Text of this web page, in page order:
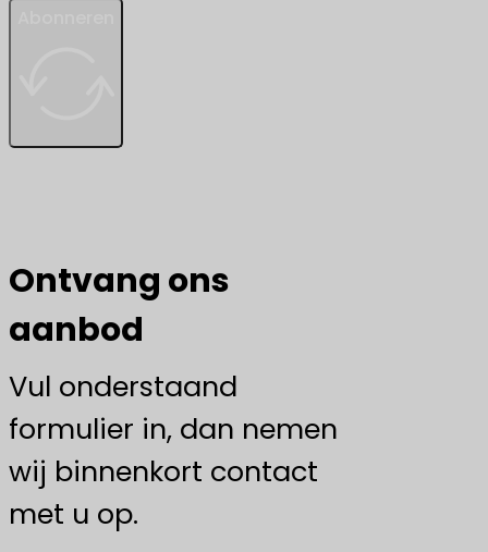
Ontvang ons
aanbod
Vul onderstaand
formulier in, dan nemen
wij binnenkort contact
met u op.